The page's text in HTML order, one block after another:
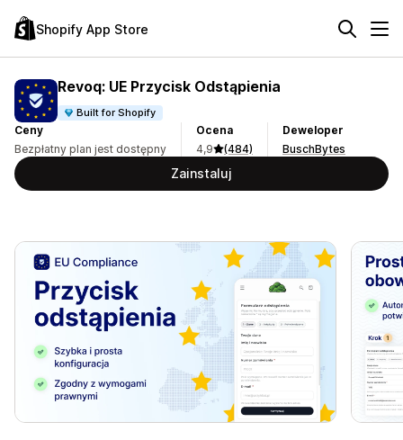
Shopify App Store
Revoq: UE Przycisk Odstąpienia
Built for Shopify
Ceny
Bezpłatny plan jest dostępny
Ocena
4,9
(484)
Deweloper
BuschBytes
Zainstaluj